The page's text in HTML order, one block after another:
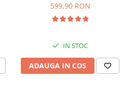
Compartiment gheata, H 85
cm, Alb
599,90 RON
IN STOC
ADAUGA IN COS